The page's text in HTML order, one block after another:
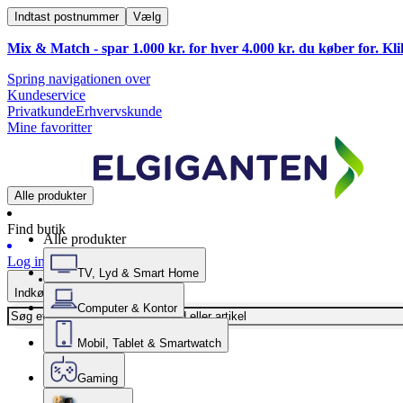
Indtast postnummer Vælg
Mix & Match - spar 1.000 kr. for hver 4.000 kr. du køber for.
Spring navigationen over
Kundeservice
PrivatkundeErhvervskunde
Mine favoritter
Alle produkter
Find butik
Log ind
Indkøbskurv
Alle produkter
TV, Lyd & Smart Home
Computer & Kontor
Mobil, Tablet & Smartwatch
Gaming